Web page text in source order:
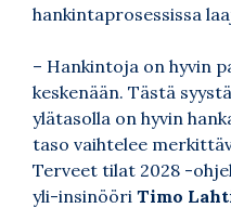
hankintaprosessissa
– Hankintoja on hyvin
keskenään. Tästä
ylätasolla on hyvin
taso vaihtelee
Terveet tilat 2028 -
yli-insinööri Timo